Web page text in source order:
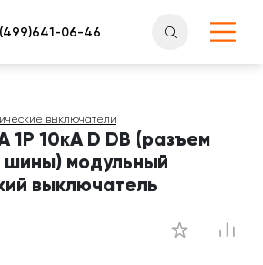
выключатели
1P 10кА D DB (разъем
шины) модульный
выключатель